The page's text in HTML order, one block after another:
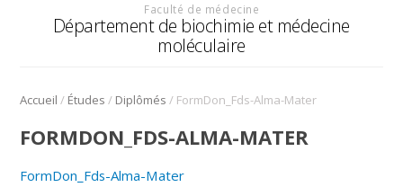
Faculté de médecine
Département de biochimie et médecine
moléculaire
Accueil / Études / Diplômés / FormDon_Fds-Alma-Mater
FORMDON_FDS-ALMA-MATER
FormDon_Fds-Alma-Mater